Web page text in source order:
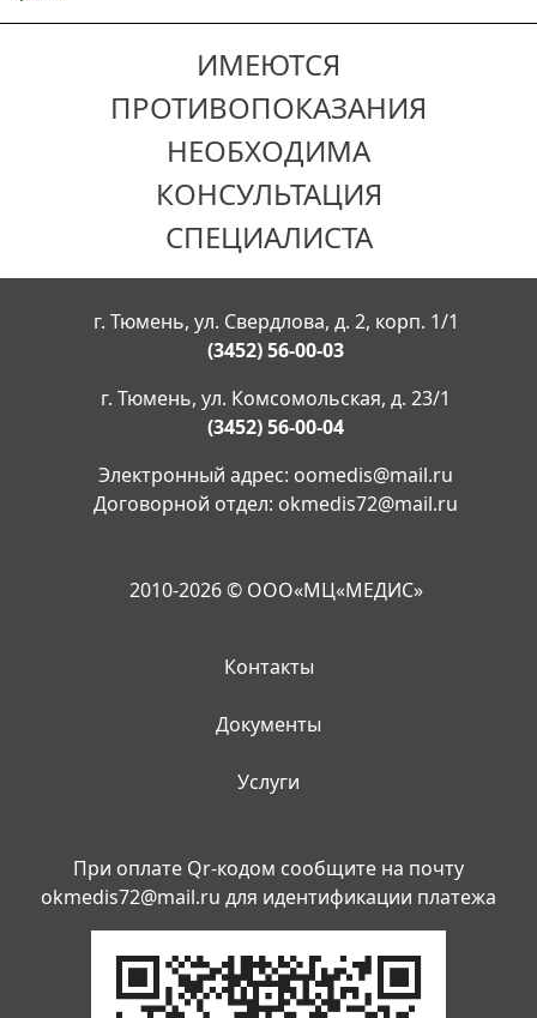
ИМЕЮТСЯ
ПРОТИВОПОКАЗАНИЯ
НЕОБХОДИМА
КОНСУЛЬТАЦИЯ
СПЕЦИАЛИСТА
г. Тюмень, ул. Свердлова, д. 2, корп. 1/1
(3452) 56-00-03
г. Тюмень, ул. Комсомольская, д. 23/1
(3452) 56-00-04
Электронный адрес: oomedis@mail.ru
Договорной отдел: okmedis72@mail.ru
2010-2026 © ООО«МЦ«МЕДИС»
Контакты
Документы
Услуги
При оплате Qr-кодом сообщите на почту
okmedis72@mail.ru для идентификации платежа